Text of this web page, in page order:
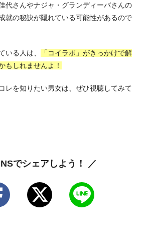
代さんやナジャ・グランディーバさんの
就の秘訣が隠れている可能性があるので
いる人は、 「 コイラボ 」 がきっかけで解
もしれませんよ！
レを知りたい男女は、ぜひ視聴してみて
でシェアしよう！ ／